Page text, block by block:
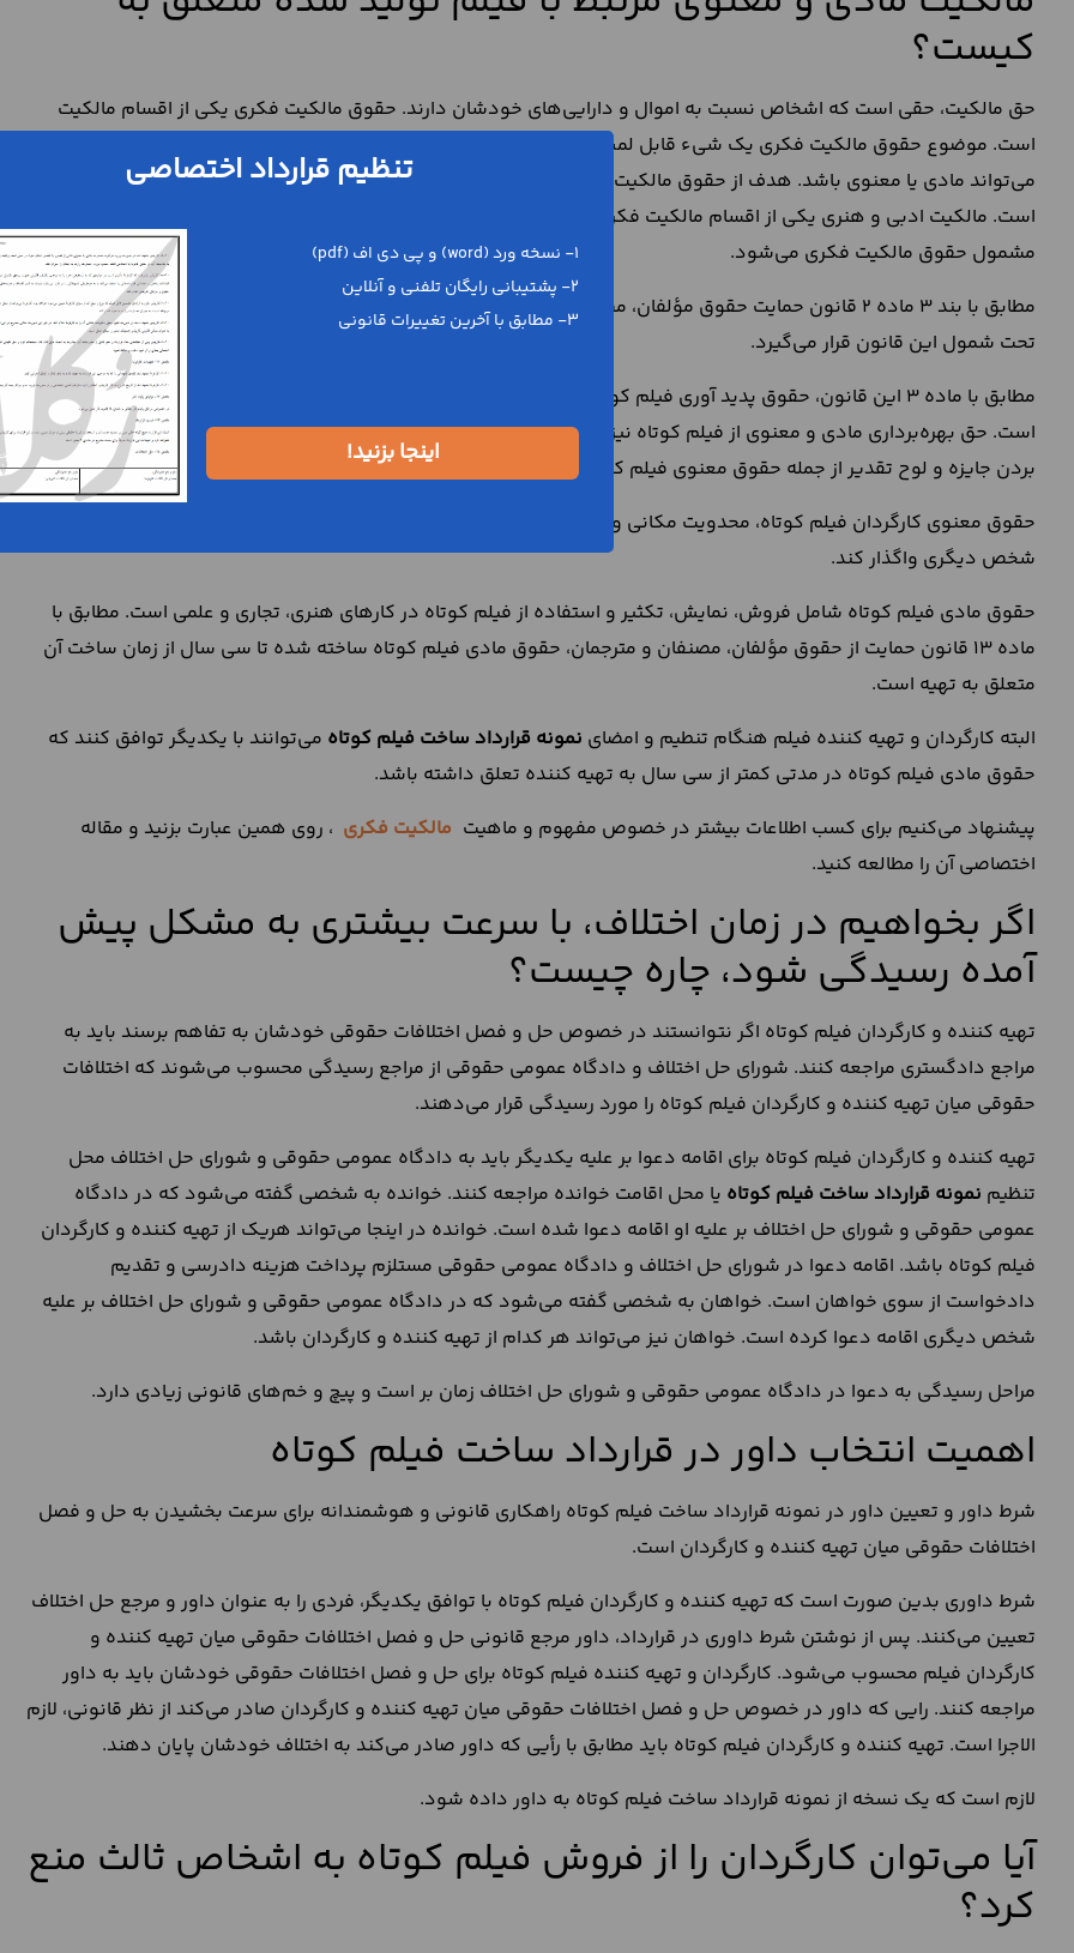
کیست؟
حق مالکیت، حقی است که اشخاص نسبت به اموال و دارایی‌های خودشان دارند. حقوق مالکیت فکری یکی از اقسام مالکیت
است. موضوع حقوق مالکیت فکری یک شیء قابل لمس نیست بلکه ابداعات و تراوشات ذهن انسان است. حقوق مالکیت فکری
می‌تواند مادی یا معنوی باشد. هدف از حقوق مالکیت فکری، حمایت از حقوق مادی و معنوی پدیدی آورنده آثار هنری و ادبی
است. مالکیت ادبی و هنری یکی از اقسام مالکیت فکری محسوب می‌شود. فیلم کوتاه نیز یک اثر هنری به حساب می‌آید و
مشمول حقوق مالکیت فکری می‌شود.
مطابق با بند 3 ماده 2 قانون حمایت حقوق مؤلفان، مصنفان و مترجمان، حقوق مالکیت فکری تهیه کننده و کارگردان فیلم کوتاه
تحت شمول این قانون قرار می‌گیرد.
مطابق با ماده 3 این قانون، حقوق پدید آوری فیلم کوتاه شامل حق انحصاری او نسبت به نشر، پخش، عرضه و اجرای فیلم کوتاه
است. حق بهره‌برداری مادی و معنوی از فیلم کوتاه نیز از جمله حقوق پدید آورنده آن محسوب می‌شود. شرکت در جشنواره‌ها و
بردن جایزه و لوح تقدیر از جمله حقوق معنوی فیلم کوتاه است.
حقوق معنوی کارگردان فیلم کوتاه، محدویت مکانی و زمانی ندارد. کارگردان فیلم کوتاه نمی‌تواند حقوق معنوی خودش را به
شخص دیگری واگذار کند.
حقوق مادی فیلم کوتاه شامل فروش، نمایش، تکثیر و استفاده از فیلم کوتاه در کارهای هنری، تجاری و علمی است. مطابق با
ماده 13 قانون حمایت از حقوق مؤلفان، مصنفان و مترجمان، حقوق مادی فیلم کوتاه ساخته شده تا سی سال از زمان ساخت آن
متعلق به تهیه است.
البته کارگردان و تهیه کننده فیلم هنگام تنطیم و امضای نمونه قرارداد ساخت فیلم کوتاه می‌توانند با یکدیگر توافق کنند که
حقوق مادی فیلم کوتاه در مدتی کمتر از سی سال به تهیه کننده تعلق داشته باشد.
پیشنهاد می‌کنیم برای کسب اطلاعات بیشتر در خصوص مفهوم و ماهیت مالکیت فکری ، روی همین عبارت بزنید و مقاله
اختصاصی آن را مطالعه کنید.
اگر بخواهیم در زمان اختلاف، با سرعت بیشتری به مشکل پیش
آمده رسیدگی شود، چاره چیست؟
تهیه کننده و کارگردان فیلم کوتاه اگر نتوانستند در خصوص حل و فصل اختلافات حقوقی خودشان به تفاهم برسند باید به
مراجع دادگستری مراجعه کنند. شورای حل اختلاف و دادگاه عمومی حقوقی از مراجع رسیدگی محسوب می‌شوند که اختلافات
حقوقی میان تهیه کننده و کارگردان فیلم کوتاه را مورد رسیدگی قرار می‌دهند.
تهیه کننده و کارگردان فیلم کوتاه برای اقامه دعوا بر علیه یکدیگر باید به دادگاه عمومی حقوقی و شورای حل اختلاف محل
تنظیم نمونه قرارداد ساخت فیلم کوتاه یا محل اقامت خوانده مراجعه کنند. خوانده به شخصی گفته می‌شود که در دادگاه
عمومی حقوقی و شورای حل اختلاف بر علیه او اقامه دعوا شده است. خوانده در اینجا می‌تواند هریک از تهیه کننده و کارگردان
فیلم کوتاه باشد. اقامه دعوا در شورای حل اختلاف و دادگاه عمومی حقوقی مستلزم پرداخت هزینه دادرسی و تقدیم
دادخواست از سوی خواهان است. خواهان به شخصی گفته می‌شود که در دادگاه عمومی حقوقی و شورای حل اختلاف بر علیه
شخص دیگری اقامه دعوا کرده است. خواهان نیز می‌تواند هر کدام از تهیه کننده و کارگردان باشد.
مراحل رسیدگی به دعوا در دادگاه عمومی حقوقی و شورای حل اختلاف زمان بر است و پیچ و خم‌های قانونی زیادی دارد.
اهمیت انتخاب داور در قرارداد ساخت فیلم کوتاه
شرط داور و تعیین داور در نمونه قرارداد ساخت فیلم کوتاه راهکاری قانونی و هوشمندانه برای سرعت بخشیدن به حل و فصل
اختلافات حقوقی میان تهیه کننده و کارگردان است.
شرط داوری بدین صورت است که تهیه کننده و کارگردان فیلم کوتاه با توافق یکدیگر، فردی را به عنوان داور و مرجع حل اختلاف
تعیین می‌کنند. پس از نوشتن شرط داوری در قرارداد، داور مرجع قانونی حل و فصل اختلافات حقوقی میان تهیه کننده و
کارگردان فیلم محسوب می‌شود. کارگردان و تهیه کننده فیلم کوتاه برای حل و فصل اختلافات حقوقی خودشان باید به داور
مراجعه کنند. رایی که داور در خصوص حل و فصل اختلافات حقوقی میان تهیه کننده و کارگردان صادر می‌کند از نظر قانونی، لازم
الاجرا است. تهیه کننده و کارگردان فیلم کوتاه باید مطابق با رأیی که داور صادر می‌کند به اختلاف خودشان پایان دهند.
لازم است که یک نسخه از نمونه قرارداد ساخت فیلم کوتاه به داور داده شود.
آیا می‌توان کارگردان را از فروش فیلم کوتاه به اشخاص ثالث منع
کرد؟
تنظیم قرارداد اختصاصی
1- نسخه ورد (word) و پی دی اف (pdf)
2- پشتیبانی رایگان تلفنی و آنلاین
3- مطابق با آخرین تغییرات قانونی
اینجا بزنید!